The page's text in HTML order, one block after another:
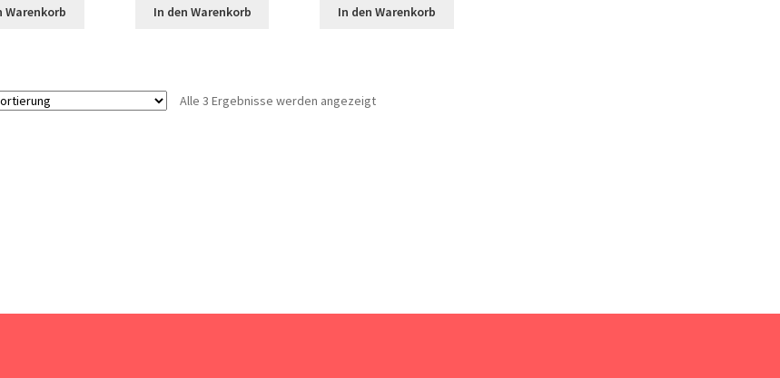
Warenkorb In den Warenkorb In den Warenkorb
Alle 3 Ergebnisse werden angezeigt